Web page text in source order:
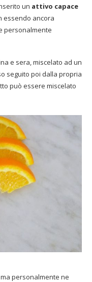
un attivo capace
essendo ancora
personalmente
e sera, miscelato ad un
seguito poi dalla propria
può essere miscelato
personalmente ne